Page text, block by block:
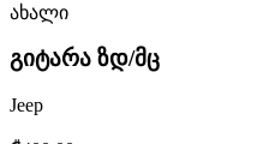
ახალი
გიტარა ზდ/მც
Jeep